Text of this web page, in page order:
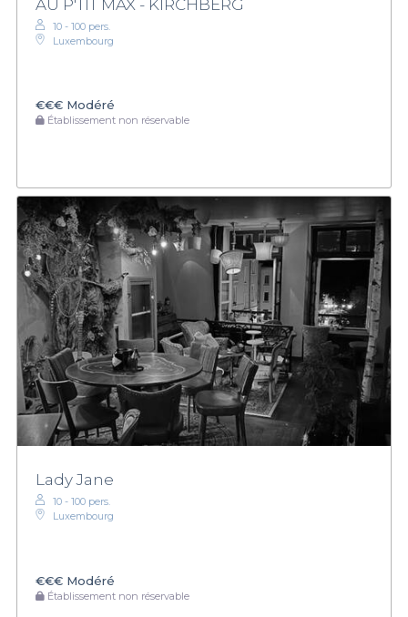
AU P'TIT MAX - KIRCHBERG
10 - 100 pers.
Luxembourg
€€€ Modéré
Établissement non réservable
Lady Jane
10 - 100 pers.
Luxembourg
€€€ Modéré
Établissement non réservable